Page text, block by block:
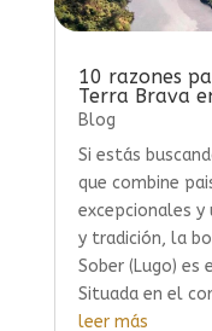
10 razones
Terra Brava
Blog
Si estás
que combine
excepcionales
y tradición, la
Sober (Lugo)
Situada en el
leer más